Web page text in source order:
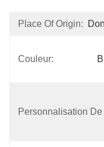
Place Of Origin:
Couleur:
Personnalisation